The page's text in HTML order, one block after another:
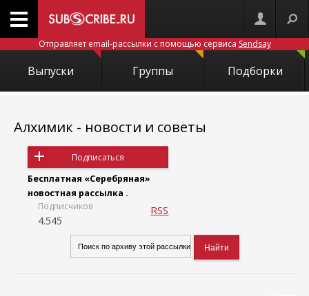
Отправляет email-рассылки с помощью сервиса Sendsay
Выпуски Группы Подборки
Алхимик - новости и советы
Подписаться
Бесплатная «Серебряная»
новостная рассылка .
Подписчиков
4.545
RSS